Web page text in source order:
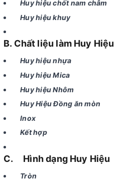
Huy hiệu chốt nam châm
Huy hiệu khuy
B. Chất liệu làm Huy Hiệu
Huy hiệu nhựa
Huy hiệu Mica
Huy hiệu Nhôm
Huy Hiệu Đồng ăn mòn
Inox
Kết hợp
C. Hình dạng Huy Hiệu
Tròn